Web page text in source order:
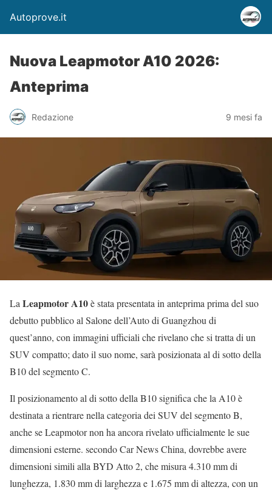
Autoprove.it
Nuova Leapmotor A10 2026:
Anteprima
Redazione 9 mesi fa
La Leapmotor A10è stata presentata in anteprima prima del suo
debutto pubblico al Salone dell’Auto di Guangzhou di
quest’anno, con immagini ufficiali che rivelano che si tratta di un
SUV compatto; dato il suo nome, sarà posizionata al di sotto della
B10 del segmento C.
Il posizionamento al di sotto della B10 significa che la A10 è
destinata a rientrare nella categoria dei SUV del segmento B,
anche se Leapmotor non ha ancora rivelato ufficialmente le sue
dimensioni esterne. secondo Car News China, dovrebbe avere
dimensioni simili alla BYD Atto 2, che misura 4.310 mm di
lunghezza, 1.830 mm di larghezza e 1.675 mm di altezza, con un